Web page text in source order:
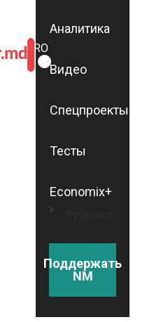
ROMÂNĂ
RU
Аналитика
Видео
Спецпроекты
Тесты
Economix+
Поддержать
NM